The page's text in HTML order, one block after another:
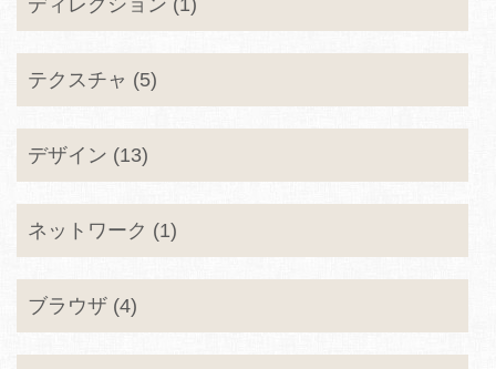
ディレクション (1)
テクスチャ (5)
デザイン (13)
ネットワーク (1)
ブラウザ (4)